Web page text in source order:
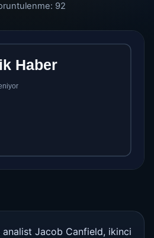
92
Jacob Canfield, ikinci